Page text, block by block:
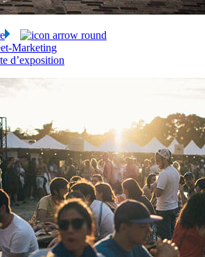
Marketing
d’exposition